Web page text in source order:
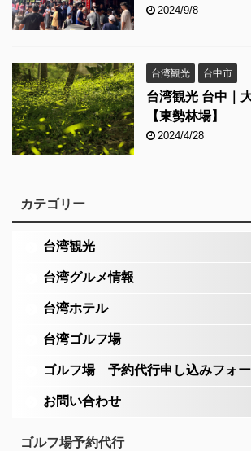
2024/9/8
台湾観光 台中市
台湾観光 台中｜
【東勢林場】
2024/4/28
カテゴリー
台湾観光
台湾グルメ情報
台湾ホテル
台湾ゴルフ場
ゴルフ場 予約代行申し込みフォ
お問い合わせ
ゴルフ場予約代行